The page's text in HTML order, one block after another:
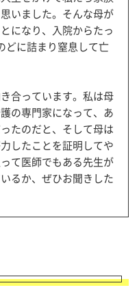
いました。そんな母が
になり、入院からたっ
どに詰まり窒息して亡
合っています。私は母
の専門家になって、あ
たのだと、そして母は
したことを証明してや
て医師でもある先生が
るか、ぜひお聞きした